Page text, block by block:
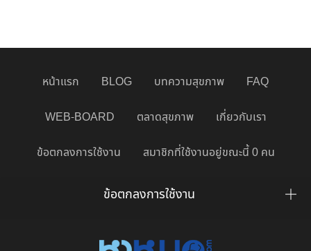
หน้าแรก BLOG บทความสุขภาพ FAQ
WEB-BOARD ตลาดสุขภาพ เกี่ยวกับเรา
ข้อตกลงการใช้งาน สมาชิกที่ใช้งานอยู่ขณะนี้ 0 คน
ข้อตกลงการใช้งาน